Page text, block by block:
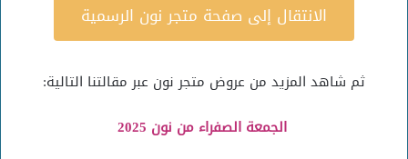
الانتقال إلى صفحة متجر نون الرسمية
ثم شاهد المزيد من عروض متجر نون عبر مقالتنا التالية:
الجمعة الصفراء من نون 2025